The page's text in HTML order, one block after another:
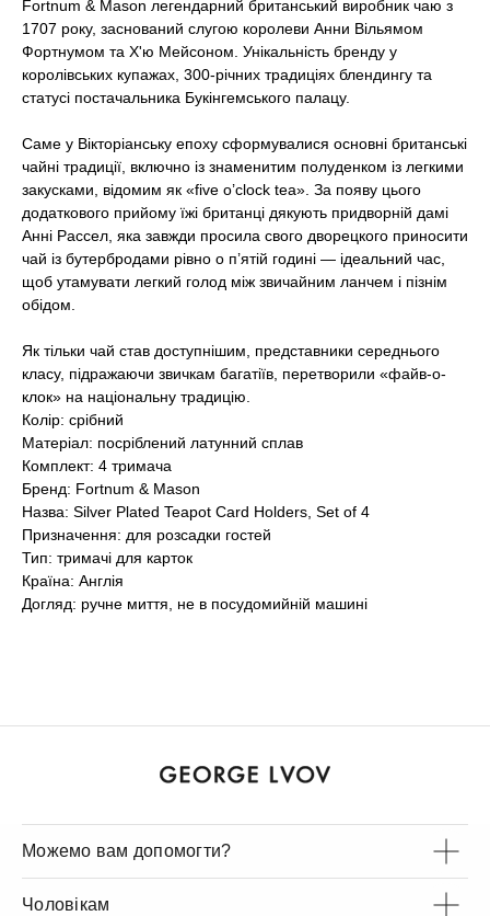
Fortnum & Mason легендарний британський виробник чаю з
1707 року, заснований слугою королеви Анни Вільямом
Фортнумом та Х'ю Мейсоном. Унікальність бренду у
королівських купажах, 300-річних традиціях блендингу та
статусі постачальника Букінгемського палацу.
Саме у Вікторіанську епоху сформувалися основні британські
чайні традиції, включно із знаменитим полуденком із легкими
закусками, відомим як «five o’clock tea». За появу цього
додаткового прийому їжі британці дякують придворній дамі
Анні Рассел, яка завжди просила свого дворецкого приносити
чай із бутербродами рівно о п’ятій годині — ідеальний час,
щоб утамувати легкий голод між звичайним ланчем і пізнім
обідом.
Як тільки чай став доступнішим, представники середнього
класу, підражаючи звичкам багатіїв, перетворили «файв-о-
клок» на національну традицію.
Колір: срібний
Матеріал: посріблений латунний сплав
Комплект: 4 тримача
Бренд: Fortnum & Mason
Назва: Silver Plated Teapot Card Holders, Set of 4
Призначення: для розсадки гостей
Тип: тримачі для карток
Країна: Англія
Догляд: ручне миття, не в посудомийній машині
Можемо вам допомогти?
Чоловікам